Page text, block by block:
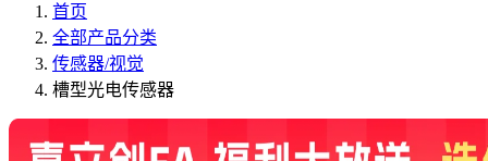
首页
全部产品分类
传感器/视觉
槽型光电传感器